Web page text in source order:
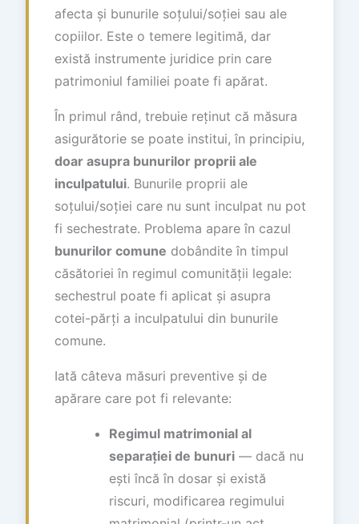
afecta și bunurile soțului/soției sau ale
copiilor. Este o temere legitimă, dar
există instrumente juridice prin care
patrimoniul familiei poate fi apărat.
În primul rând, trebuie reținut că măsura
asigurătorie se poate institui, în principiu,
doar asupra bunurilor proprii ale
inculpatului. Bunurile proprii ale
soțului/soției care nu sunt inculpat nu pot
fi sechestrate. Problema apare în cazul
bunurilor comune dobândite în timpul
căsătoriei în regimul comunității legale:
sechestrul poate fi aplicat și asupra
cotei-părți a inculpatului din bunurile
comune.
Iată câteva măsuri preventive și de
apărare care pot fi relevante:
Regimul matrimonial al
separației de bunuri — dacă nu
ești încă în dosar și există
riscuri, modificarea regimului